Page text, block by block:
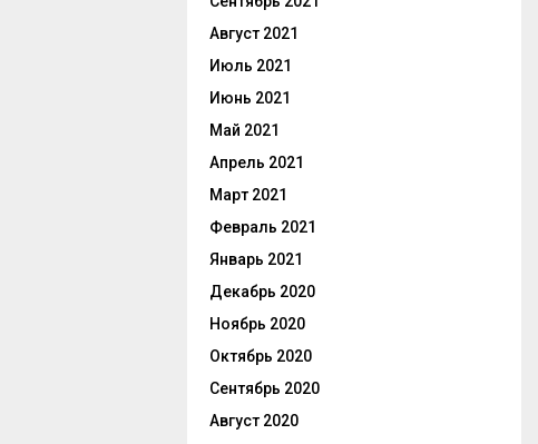
Август 2021
Июль 2021
Июнь 2021
Май 2021
Апрель 2021
Март 2021
Февраль 2021
Январь 2021
Декабрь 2020
Ноябрь 2020
Октябрь 2020
Сентябрь 2020
Август 2020